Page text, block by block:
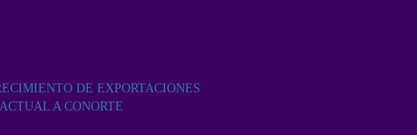
DE EXPORTACIONES
A CONORTE